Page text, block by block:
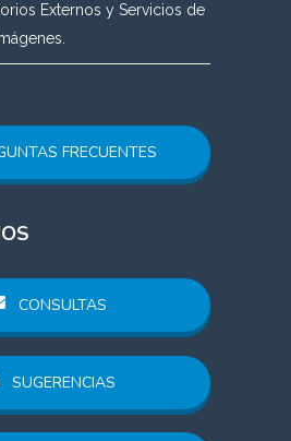
Externos y Servicios de
FRECUENTES
CONSULTAS
SUGERENCIAS